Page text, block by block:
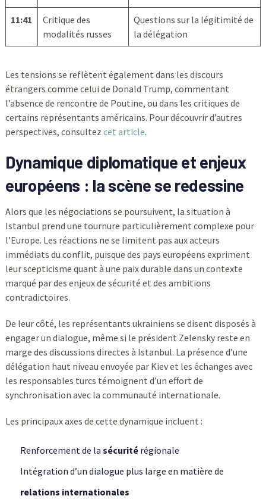
11:41
Critique des
modalités russes
Questions sur la légitimité de
la délégation
Les tensions se reflètent également dans les discours
étrangers comme celui de Donald Trump, commentant
l’absence de rencontre de Poutine, ou dans les critiques de
certains représentants américains. Pour découvrir d’autres
perspectives, consultez cet article.
Dynamique diplomatique et enjeux
européens : la scène se redessine
Alors que les négociations se poursuivent, la situation à
Istanbul prend une tournure particulièrement complexe pour
l’Europe. Les réactions ne se limitent pas aux acteurs
immédiats du conflit, puisque des pays européens expriment
leur scepticisme quant à une paix durable dans un contexte
marqué par des enjeux de sécurité et des ambitions
contradictoires.
De leur côté, les représentants ukrainiens se disent disposés à
engager un dialogue, même si le président Zelensky reste en
marge des discussions directes à Istanbul. La présence d’une
délégation haut niveau envoyée par Kiev et les échanges avec
les responsables turcs témoignent d’un effort de
synchronisation avec la communauté internationale.
Les principaux axes de cette dynamique incluent :
Renforcement de la sécuritérégionale
Intégration d’un dialogue plus large en matière de
relations internationales